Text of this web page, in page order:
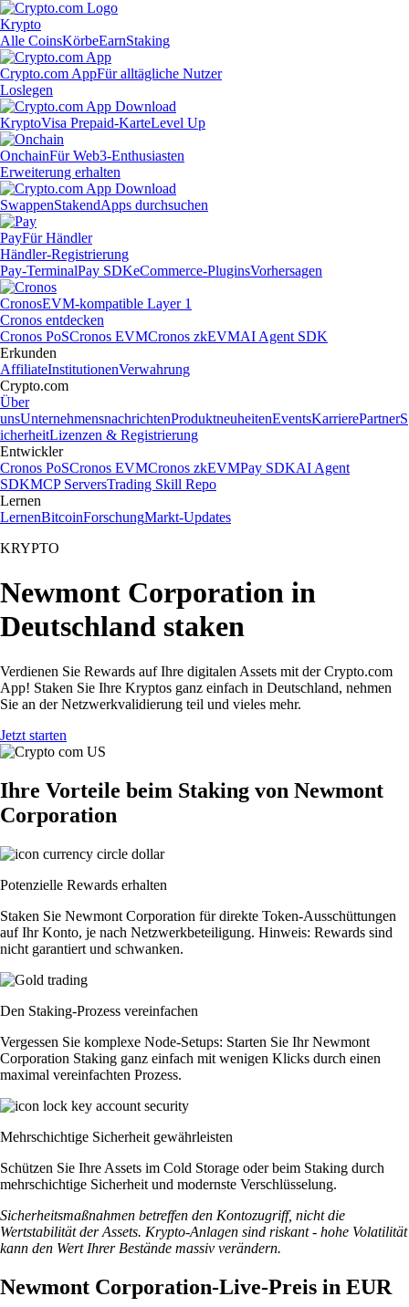
Krypto
Alle CoinsKörbeEarnStaking
Crypto.com AppFür alltägliche Nutzer
Loslegen
KryptoVisa Prepaid-KarteLevel Up
OnchainFür Web3-Enthusiasten
Erweiterung erhalten
SwappenStakendApps durchsuchen
PayFür Händler
Händler-Registrierung
Pay-TerminalPay SDKeCommerce-PluginsVorhersagen
CronosEVM-kompatible Layer 1
Cronos entdecken
Cronos PoSCronos EVMCronos zkEVMAI Agent SDK
Erkunden
AffiliateInstitutionenVerwahrung
Crypto.com
Über
unsUnternehmensnachrichtenProduktneuheitenEventsKarrierePartnerS
icherheitLizenzen & Registrierung
Entwickler
Cronos PoSCronos EVMCronos zkEVMPay SDKAI Agent
SDKMCP ServersTrading Skill Repo
Lernen
LernenBitcoinForschungMarkt-Updates
KRYPTO
Newmont Corporation in
Deutschland staken
Verdienen Sie Rewards auf Ihre digitalen Assets mit der Crypto.com
App! Staken Sie Ihre Kryptos ganz einfach in Deutschland, nehmen
Sie an der Netzwerkvalidierung teil und vieles mehr.
Jetzt starten
Ihre Vorteile beim Staking von Newmont
Corporation
Potenzielle Rewards erhalten
Staken Sie Newmont Corporation für direkte Token-Ausschüttungen
auf Ihr Konto, je nach Netzwerkbeteiligung. Hinweis: Rewards sind
nicht garantiert und schwanken.
Den Staking-Prozess vereinfachen
Vergessen Sie komplexe Node-Setups: Starten Sie Ihr Newmont
Corporation Staking ganz einfach mit wenigen Klicks durch einen
maximal vereinfachten Prozess.
Mehrschichtige Sicherheit gewährleisten
Schützen Sie Ihre Assets im Cold Storage oder beim Staking durch
mehrschichtige Sicherheit und modernste Verschlüsselung.
Sicherheitsmaßnahmen betreffen den Kontozugriff, nicht die
Wertstabilität der Assets. Krypto-Anlagen sind riskant - hohe Volatilität
kann den Wert Ihrer Bestände massiv verändern.
Newmont Corporation-Live-Preis in EUR